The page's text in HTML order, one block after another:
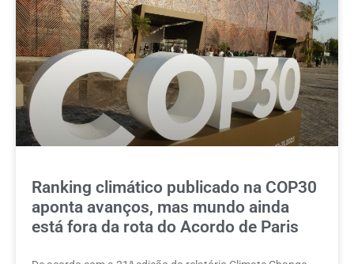
Ranking climático publicado na COP30
aponta avanços, mas mundo ainda
está fora da rota do Acordo de Paris